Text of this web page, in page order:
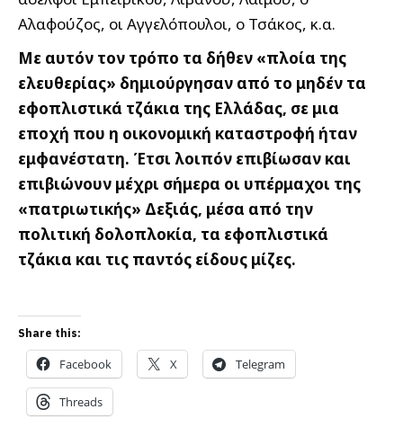
Αλαφούζος, οι Αγγελόπουλοι, ο Τσάκος, κ.α.
Με αυτόν τον τρόπο τα δήθεν «πλοία της
ελευθερίας» δημιούργησαν από το μηδέν τα
εφοπλιστικά τζάκια της Ελλάδας, σε μια
εποχή που η οικονομική καταστροφή ήταν
εμφανέστατη. Έτσι λοιπόν επιβίωσαν και
επιβιώνουν μέχρι σήμερα οι υπέρμαχοι της
«πατριωτικής» Δεξιάς, μέσα από την
πολιτική δολοπλοκία, τα εφοπλιστικά
τζάκια και τις παντός είδους μίζες.
Share this:
Facebook X Telegram
Threads